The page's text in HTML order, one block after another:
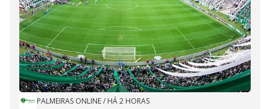
PALMEIRAS ONLINE/ HÁ 2 HORAS